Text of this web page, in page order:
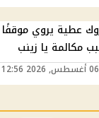
عطية يروي
مكالمة يا زينب